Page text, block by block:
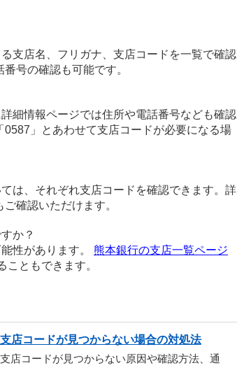
支店名、フリガナ、支店コードを一覧で確認
号の確認も可能です。
細情報ページでは住所や電話番号なども確認
」とあわせて支店コードが必要になる場
は、それぞれ支店コードを確認できます。詳
確認いただけます。
か？
性があります。熊本銀行の支店一覧ページ
こともできます。
支店コードが見つからない場合の対処法
支店コードが見つからない原因や確認方法、通